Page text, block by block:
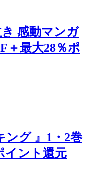
感動マンガ
＋最大28％ポ
ング 』1・2巻
イント還元